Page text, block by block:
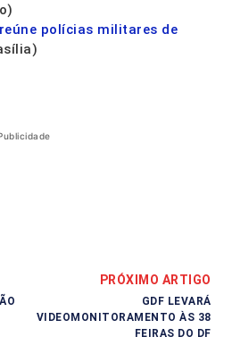
polícias militares de
PRÓXIMO ARTIGO
GDF LEVARÁ
VIDEOMONITORAMENTO ÀS 38
FEIRAS DO DF